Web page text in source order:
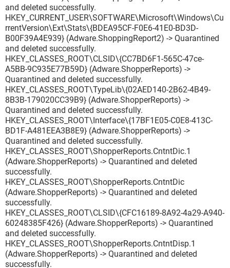
and deleted successfully.
HKEY_CURRENT_USER\SOFTWARE\Microsoft\Windows\Cu
rrentVersion\Ext\Stats\{BDEA95CF-F0E6-41E0-BD3D-
B00F39A4E939} (Adware.ShoppingReport2) -> Quarantined
and deleted successfully.
HKEY_CLASSES_ROOT\CLSID\{CC7BD6F1-565C-47ce-
A5BB-9C935E77B59D} (Adware.ShopperReports) ->
Quarantined and deleted successfully.
HKEY_CLASSES_ROOT\TypeLib\{02AED140-2B62-4B49-
8B3B-179020CC39B9} (Adware.ShopperReports) ->
Quarantined and deleted successfully.
HKEY_CLASSES_ROOT\Interface\{17BF1E05-C0E8-413C-
BD1F-A481EEA3B8E9} (Adware.ShopperReports) ->
Quarantined and deleted successfully.
HKEY_CLASSES_ROOT\ShopperReports.CntntDic.1
(Adware.ShopperReports) -> Quarantined and deleted
successfully.
HKEY_CLASSES_ROOT\ShopperReports.CntntDic
(Adware.ShopperReports) -> Quarantined and deleted
successfully.
HKEY_CLASSES_ROOT\CLSID\{CFC16189-8A92-4a29-A940-
60248385F426} (Adware.ShopperReports) -> Quarantined
and deleted successfully.
HKEY_CLASSES_ROOT\ShopperReports.CntntDisp.1
(Adware.ShopperReports) -> Quarantined and deleted
successfully.